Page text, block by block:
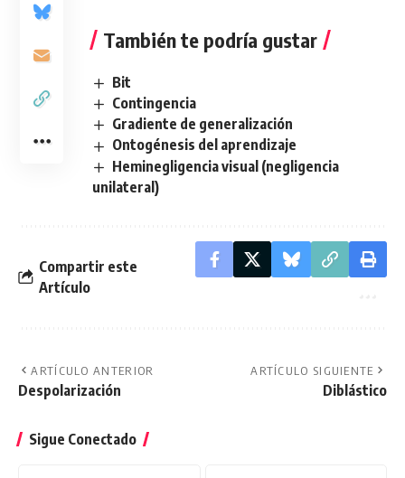
También te podría gustar
Bit
Contingencia
Gradiente de generalización
Ontogénesis del aprendizaje
Heminegligencia visual (negligencia
unilateral)
Compartir este
Artículo
ARTÍCULO ANTERIOR
Despolarización
ARTÍCULO SIGUIENTE
Diblástico
Sigue Conectado